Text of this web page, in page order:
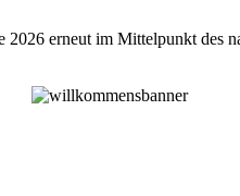
erneut im Mittelpunkt des